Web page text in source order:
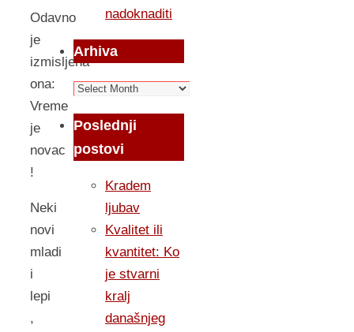
Odavno
je
izmisljena
ona:
Vreme
je
novac
!
Neki
novi
mladi
i
lepi
,
nadoknaditi
Arhiva
Arhiva
Poslednji
postovi
Kradem
ljubav
Kvalitet ili
kvantitet: Ko
je stvarni
kralj
današnjeg